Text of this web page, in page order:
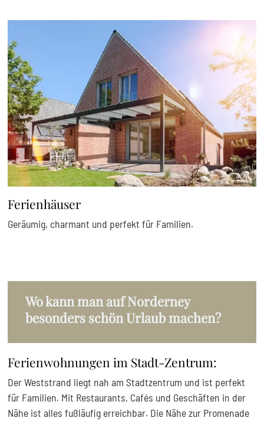
Ferienhäuser
Geräumig, charmant und perfekt für Familien.
Wo kann man auf Norderney
besonders schön Urlaub machen?
Ferienwohnungen im Stadt-Zentrum:
Der Weststrand liegt nah am Stadtzentrum und ist perfekt
für Familien. Mit Restaurants, Cafés und Geschäften in der
Nähe ist alles fußläufig erreichbar. Die Nähe zur Promenade